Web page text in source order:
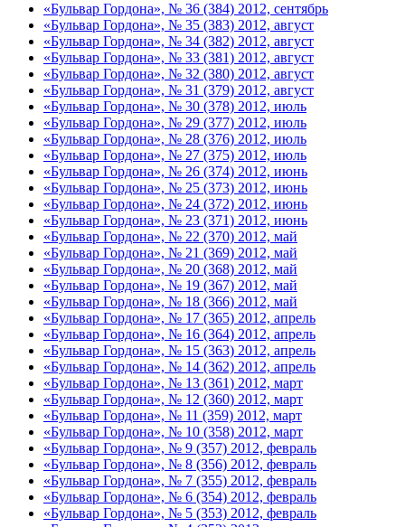
«Бульвар Гордона», № 36 (384) 2012, сентябрь
«Бульвар Гордона», № 35 (383) 2012, август
«Бульвар Гордона», № 34 (382) 2012, август
«Бульвар Гордона», № 33 (381) 2012, август
«Бульвар Гордона», № 32 (380) 2012, август
«Бульвар Гордона», № 31 (379) 2012, август
«Бульвар Гордона», № 30 (378) 2012, июль
«Бульвар Гордона», № 29 (377) 2012, июль
«Бульвар Гордона», № 28 (376) 2012, июль
«Бульвар Гордона», № 27 (375) 2012, июль
«Бульвар Гордона», № 26 (374) 2012, июнь
«Бульвар Гордона», № 25 (373) 2012, июнь
«Бульвар Гордона», № 24 (372) 2012, июнь
«Бульвар Гордона», № 23 (371) 2012, июнь
«Бульвар Гордона», № 22 (370) 2012, май
«Бульвар Гордона», № 21 (369) 2012, май
«Бульвар Гордона», № 20 (368) 2012, май
«Бульвар Гордона», № 19 (367) 2012, май
«Бульвар Гордона», № 18 (366) 2012, май
«Бульвар Гордона», № 17 (365) 2012, апрель
«Бульвар Гордона», № 16 (364) 2012, апрель
«Бульвар Гордона», № 15 (363) 2012, апрель
«Бульвар Гордона», № 14 (362) 2012, апрель
«Бульвар Гордона», № 13 (361) 2012, март
«Бульвар Гордона», № 12 (360) 2012, март
«Бульвар Гордона», № 11 (359) 2012, март
«Бульвар Гордона», № 10 (358) 2012, март
«Бульвар Гордона», № 9 (357) 2012, февраль
«Бульвар Гордона», № 8 (356) 2012, февраль
«Бульвар Гордона», № 7 (355) 2012, февраль
«Бульвар Гордона», № 6 (354) 2012, февраль
«Бульвар Гордона», № 5 (353) 2012, февраль